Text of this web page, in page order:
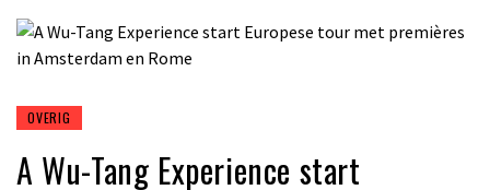
OVERIG
A Wu-Tang Experience start